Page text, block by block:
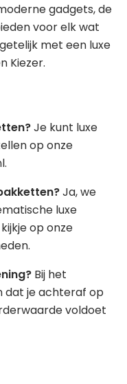
gadgets, de
voor elk wat
met een luxe
Kiezer.
Je kunt luxe
op onze
Ja, we
luxe
op onze
Bij het
dat je achteraf op
voldoet